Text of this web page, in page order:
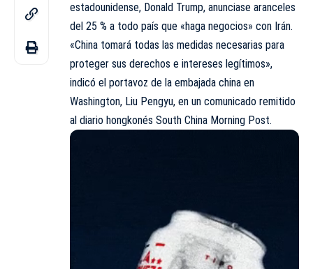
estadounidense, Donald Trump, anunciase aranceles
del 25 % a todo país que «haga negocios» con Irán.
«China tomará todas las medidas necesarias para
proteger sus derechos e intereses legítimos»,
indicó el portavoz de la embajada china en
Washington, Liu Pengyu, en un comunicado remitido
al diario hongkonés South China Morning Post.